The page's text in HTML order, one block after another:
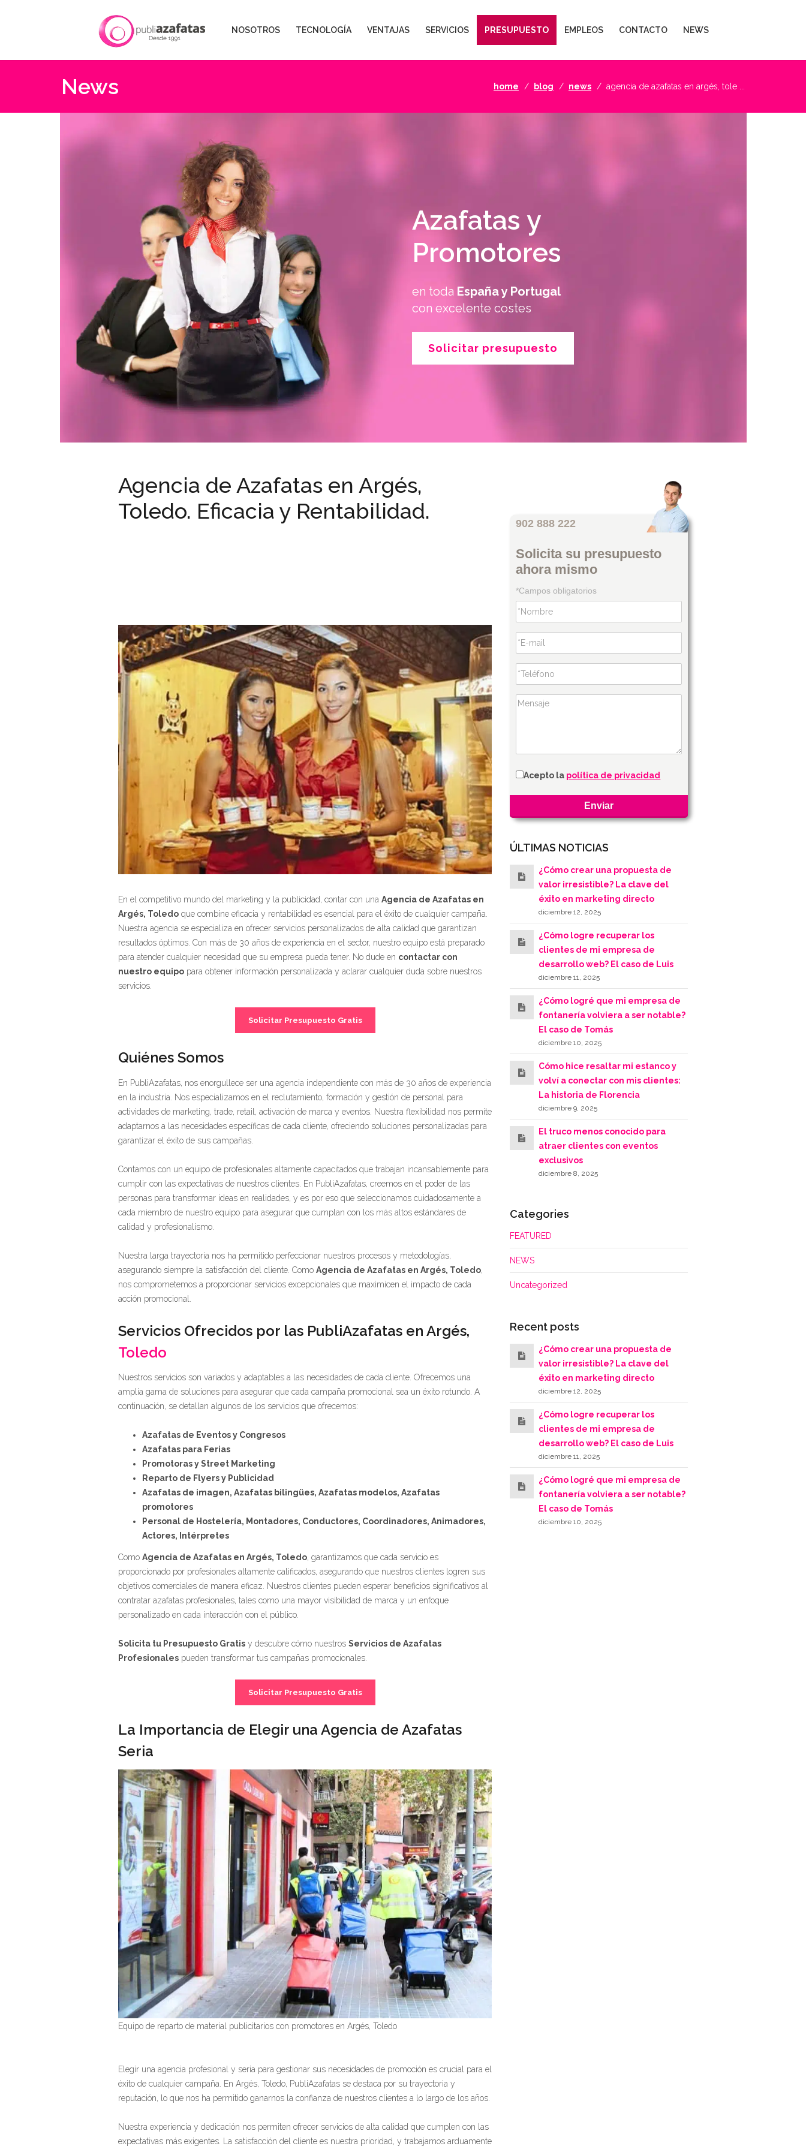
NOSOTROS TECNOLOGÍA VENTAJAS SERVICIOS PRESUPUESTO EMPLEOS CONTACTO NEWS
News home blog news agencia de azafatas en argés, tole ...
Azafatas y
Promotores
en toda España y Portugal
con excelente costes
Solicitar presupuesto
Agencia de Azafatas en Argés,
Toledo. Eficacia y Rentabilidad.
En el competitivo mundo del marketing y la publicidad, contar con una Agencia de Azafatas en
Argés, Toledo que combine eficacia y rentabilidad es esencial para el éxito de cualquier campaña.
Nuestra agencia se especializa en ofrecer servicios personalizados de alta calidad que garantizan
resultados óptimos. Con más de 30 años de experiencia en el sector, nuestro equipo está preparado
para atender cualquier necesidad que su empresa pueda tener. No dude en contactar con
nuestro equipo para obtener información personalizada y aclarar cualquier duda sobre nuestros
servicios.
Solicitar Presupuesto Gratis
Quiénes Somos
En PubliAzafatas, nos enorgullece ser una agencia independiente con más de 30 años de experiencia
en la industria. Nos especializamos en el reclutamiento, formación y gestión de personal para
actividades de marketing, trade, retail, activación de marca y eventos. Nuestra flexibilidad nos permite
adaptarnos a las necesidades específicas de cada cliente, ofreciendo soluciones personalizadas para
garantizar el éxito de sus campañas.
Contamos con un equipo de profesionales altamente capacitados que trabajan incansablemente para
cumplir con las expectativas de nuestros clientes. En PubliAzafatas, creemos en el poder de las
personas para transformar ideas en realidades, y es por eso que seleccionamos cuidadosamente a
cada miembro de nuestro equipo para asegurar que cumplan con los más altos estándares de
calidad y profesionalismo.
Nuestra larga trayectoria nos ha permitido perfeccionar nuestros procesos y metodologías,
asegurando siempre la satisfacción del cliente. Como Agencia de Azafatas en Argés, Toledo
nos comprometemos a proporcionar servicios excepcionales que maximicen el impacto de cada
acción promocional.
Servicios Ofrecidos por las PubliAzafatas en Argés,
Toledo
Nuestros servicios son variados y adaptables a las necesidades de cada cliente. Ofrecemos una
amplia gama de soluciones para asegurar que cada campaña promocional sea un éxito rotundo. A
continuación, se detallan algunos de los servicios que ofrecemos:
Azafatas de Eventos y Congresos
Azafatas para Ferias
Promotoras y Street Marketing
Reparto de Flyers y Publicidad
Azafatas de imagen, Azafatas bilingües, Azafatas modelos, Azafatas
promotores
Personal de Hostelería, Montadores, Conductores, Coordinadores, Animadores,
Actores, Intérpretes
Como Agencia de Azafatas en Argés, Toledo , garantizamos que cada servicio es
proporcionado por profesionales altamente calificados, asegurando que nuestros clientes logren sus
objetivos comerciales de manera eficaz. Nuestros clientes pueden esperar beneficios significativos al
contratar azafatas profesionales, tales como una mayor visibilidad de marca y un enfoque
personalizado en cada interacción con el público.
Solicita tu Presupuesto Gratis y descubre cómo nuestros Servicios de Azafatas
Profesionales pueden transformar tus campañas promocionales.
Solicitar Presupuesto Gratis
La Importancia de Elegir una Agencia de Azafatas
Seria
Equipo de reparto de material publicitarios con promotores en Argés, Toledo
Elegir una agencia profesional y seria para gestionar sus necesidades de promoción es crucial para el
éxito de cualquier campaña. En Argés, Toledo, PubliAzafatas se destaca por su trayectoria y
reputación, lo que nos ha permitido ganarnos la confianza de nuestros clientes a lo largo de los años.
Nuestra experiencia y dedicación nos permiten ofrecer servicios de alta calidad que cumplen con las
expectativas más exigentes. La satisfacción del cliente es nuestra prioridad, y trabajamos arduamente
902 888 222
Solicita su presupuesto
ahora mismo
*Campos obligatorios
Acepto la política de privacidad
ÚLTIMAS NOTICIAS
¿Cómo crear una propuesta de
valor irresistible? La clave del
éxito en marketing directo
diciembre 12, 2025
¿Cómo logre recuperar los
clientes de mi empresa de
desarrollo web? El caso de Luis
diciembre 11, 2025
¿Cómo logré que mi empresa de
fontanería volviera a ser notable?
El caso de Tomás
diciembre 10, 2025
Cómo hice resaltar mi estanco y
volví a conectar con mis clientes:
La historia de Florencia
diciembre 9, 2025
El truco menos conocido para
atraer clientes con eventos
exclusivos
diciembre 8, 2025
Categories
FEATURED
NEWS
Uncategorized
Recent posts
¿Cómo crear una propuesta de
valor irresistible? La clave del
éxito en marketing directo
diciembre 12, 2025
¿Cómo logre recuperar los
clientes de mi empresa de
desarrollo web? El caso de Luis
diciembre 11, 2025
¿Cómo logré que mi empresa de
fontanería volviera a ser notable?
El caso de Tomás
diciembre 10, 2025